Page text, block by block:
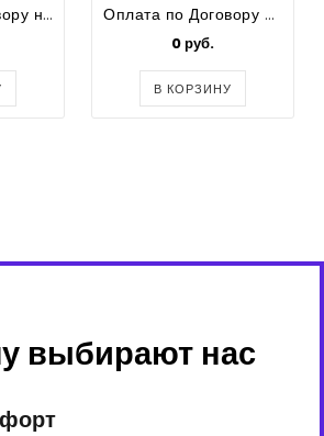
Оплата по договору на оказание услуг №3/15 от 21.02.2020 Оплата по Договору от 11 мая 2020 года. Работы по облицовке фасада сайдингом здания
0 руб.
В КОРЗИНУ
выбирают нас